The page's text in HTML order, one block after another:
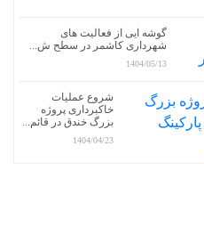
گوشه ایی از فعالیت های
شهرداری کاشمر در سطح ش...
1404/05/13
شروع عملیات
خاکبرداری پروژه
بزرگ خندق در قائم...
1404/04/23